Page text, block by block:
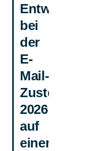
Entwicklungen
bei
der
E-
Mail-
Zustellbarkeit
2026
auf
einen